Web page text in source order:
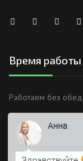
Время работы
Работаем без
Понедельник
Вторник
Анна
Здравствуйте
Я Вас вижу)